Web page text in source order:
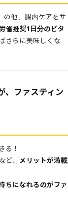
の他、腸内ケアをサ
省推奨1日分のビタ
さらに美味しくな
、ファスティン
る！
ど、
メリットが満載
ちになれるのがファ